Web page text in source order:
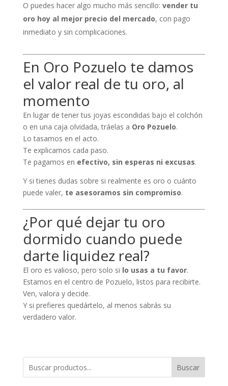
O puedes hacer algo mucho más sencillo: vender tu
oro hoy al mejor precio del mercado, con pago
inmediato y sin complicaciones.
En Oro Pozuelo te damos
el valor real de tu oro, al
momento
En lugar de tener tus joyas escondidas bajo el colchón
o en una caja olvidada, tráelas a Oro Pozuelo.
Lo tasamos en el acto.
Te explicamos cada paso.
Te pagamos en efectivo, sin esperas ni excusas.
Y si tienes dudas sobre si realmente es oro o cuánto
puede valer, te asesoramos sin compromiso.
¿Por qué dejar tu oro
dormido cuando puede
darte liquidez real?
El oro es valioso, pero solo si lo usas a tu favor.
Estamos en el centro de Pozuelo, listos para recibirte.
Ven, valora y decide.
Y si prefieres quedártelo, al menos sabrás su
verdadero valor.
Buscar